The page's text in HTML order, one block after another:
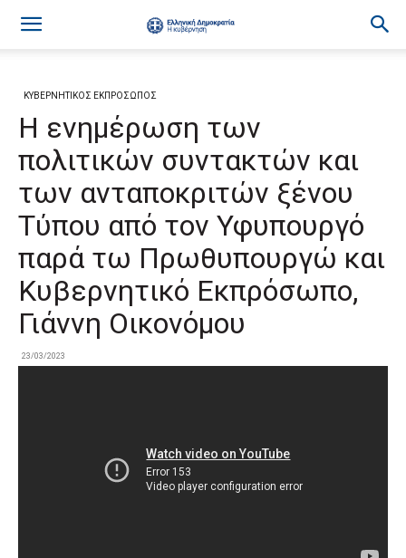
ΚΥΒΕΡΝΗΤΙΚΟΣ ΕΚΠΡΟΣΩΠΟΣ
Η ενημέρωση των
πολιτικών συντακτών και
των ανταποκριτών ξένου
Τύπου από τον Υφυπουργό
παρά τω Πρωθυπουργώ και
Κυβερνητικό Εκπρόσωπο,
Γιάννη Οικονόμου
23/03/2023